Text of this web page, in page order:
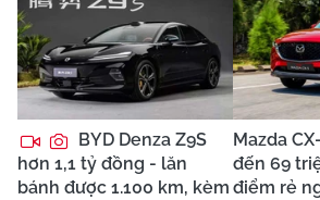
BYD Denza Z9S
hơn 1,1 tỷ đồng - lăn
bánh được 1.100 km, kèm
Mazda
đến 69
điểm rẻ